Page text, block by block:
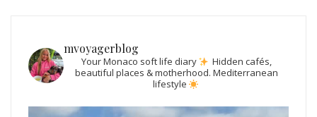
mvoyagerblog
Your Monaco soft life diary
Hidden cafés,
beautiful places & motherhood. Mediterranean
lifestyle